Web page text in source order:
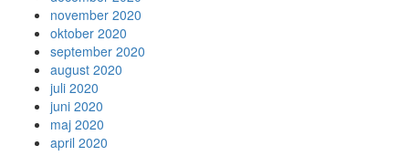
november 2020
oktober 2020
september 2020
august 2020
juli 2020
juni 2020
maj 2020
april 2020